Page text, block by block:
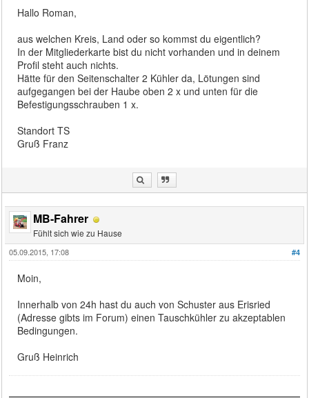
Hallo Roman,
aus welchen Kreis, Land oder so kommst du eigentlich?
In der Mitgliederkarte bist du nicht vorhanden und in deinem
Profil steht auch nichts.
Hätte für den Seitenschalter 2 Kühler da, Lötungen sind
aufgegangen bei der Haube oben 2 x und unten für die
Befestigungsschrauben 1 x.
Standort TS
Gruß Franz
MB-Fahrer
Fühlt sich wie zu Hause
#4
05.09.2015, 17:08
Moin,
Innerhalb von 24h hast du auch von Schuster aus Erisried
(Adresse gibts im Forum) einen Tauschkühler zu akzeptablen
Bedingungen.
Gruß Heinrich